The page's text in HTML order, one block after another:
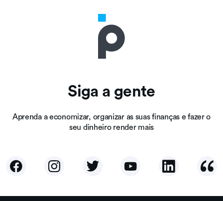
Siga a gente
Aprenda a economizar, organizar as suas finanças e fazer o
seu dinheiro render mais